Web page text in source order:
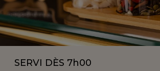
SERVI DÈS 7h00